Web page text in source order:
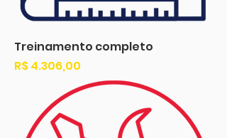
Treinamento completo
Preço
R$ 4.306,00